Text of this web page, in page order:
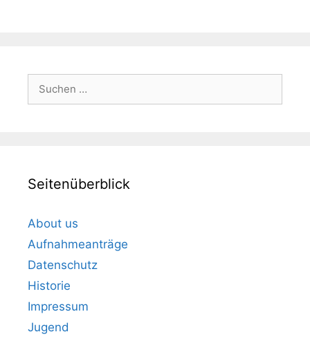
Seitenüberblick
About us
Aufnahmeanträge
Datenschutz
Historie
Impressum
Jugend